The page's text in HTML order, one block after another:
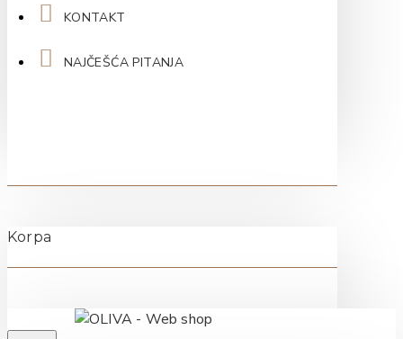
KONTAKT
NAJČEŠĆA PITANJA
Korpa